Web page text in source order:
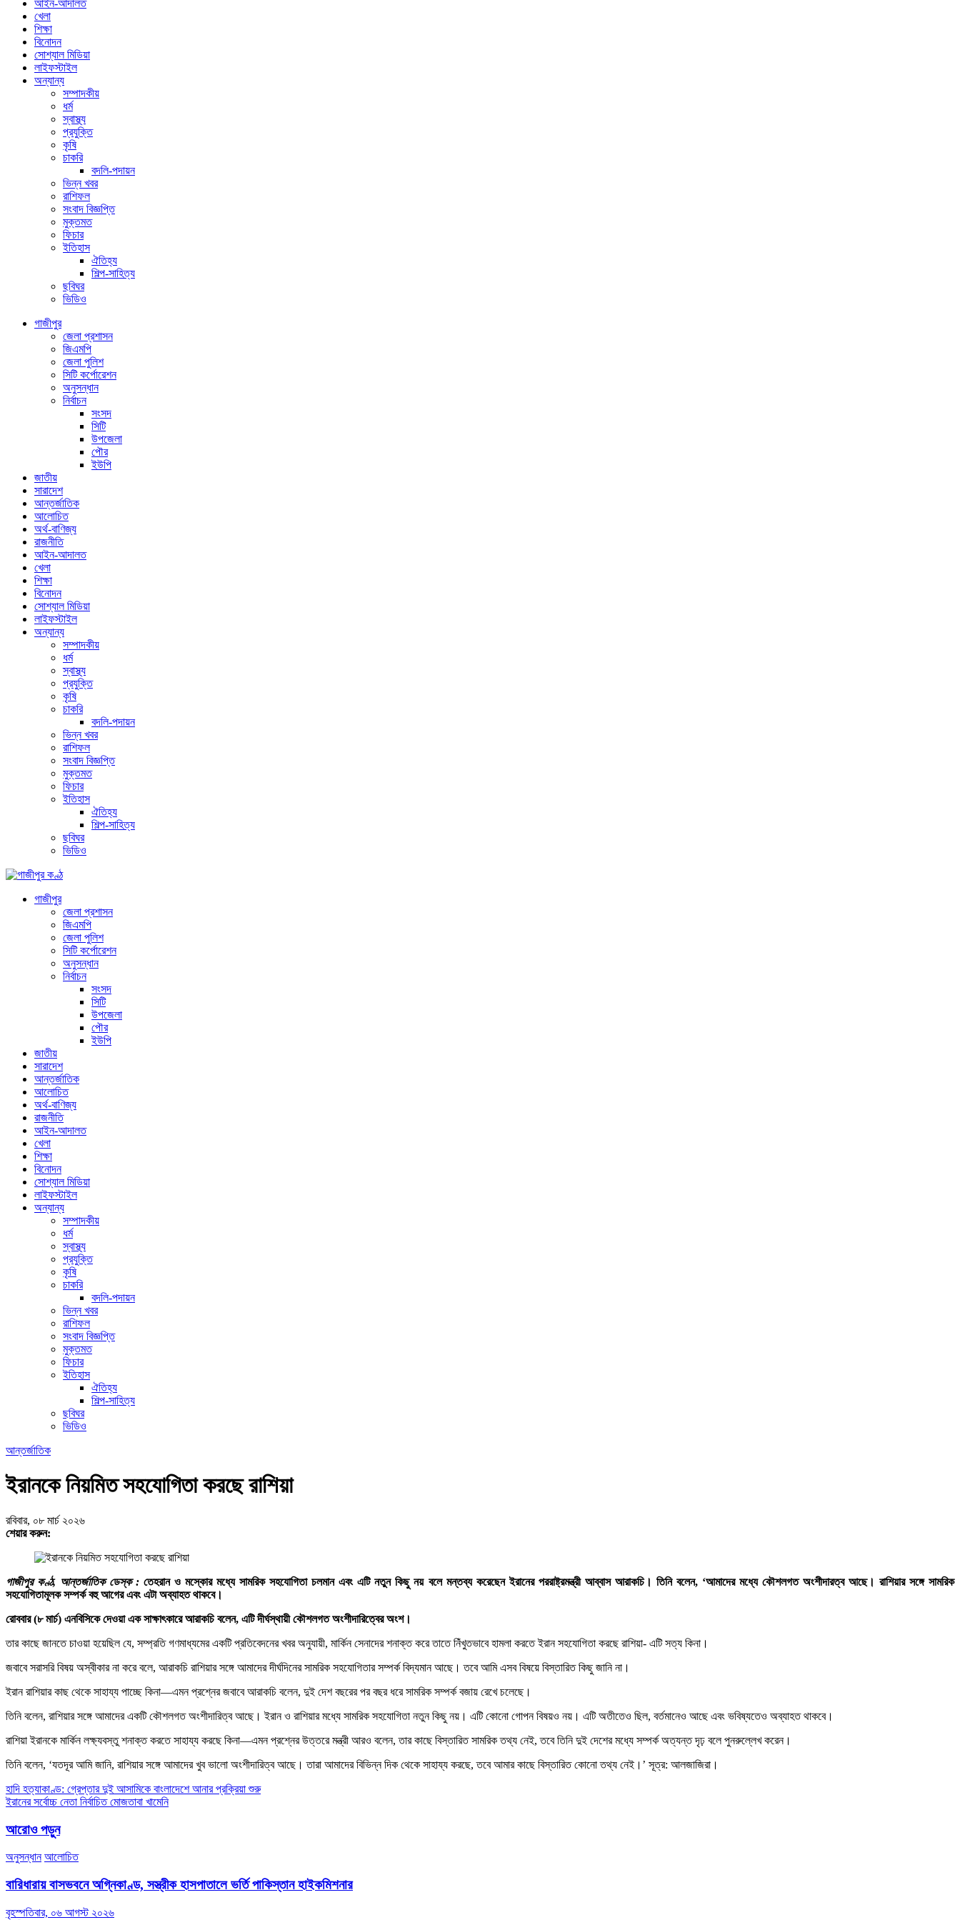
আইন-আদালত
খেলা
শিক্ষা
বিনোদন
সোশ্যাল মিডিয়া
লাইফস্টাইল
অন্যান্য
সম্পাদকীয়
ধর্ম
স্বাস্থ্য
প্রযুক্তি
কৃষি
চাকরি
বদলি-পদায়ন
ভিন্ন খবর
রাশিফল
সংবাদ বিজ্ঞপ্তি
মুক্তমত
ফিচার
ইতিহাস
ঐতিহ্য
শিল্প-সাহিত্য
ছবিঘর
ভিডিও
গাজীপুর
জেলা প্রশাসন
জিএমপি
জেলা পুলিশ
সিটি কর্পোরেশন
অনুসন্ধান
নির্বাচন
সংসদ
সিটি
উপজেলা
পৌর
ইউপি
জাতীয়
সারাদেশ
আন্তর্জাতিক
আলোচিত
অর্থ-বাণিজ্য
রাজনীতি
আইন-আদালত
খেলা
শিক্ষা
বিনোদন
সোশ্যাল মিডিয়া
লাইফস্টাইল
অন্যান্য
সম্পাদকীয়
ধর্ম
স্বাস্থ্য
প্রযুক্তি
কৃষি
চাকরি
বদলি-পদায়ন
ভিন্ন খবর
রাশিফল
সংবাদ বিজ্ঞপ্তি
মুক্তমত
ফিচার
ইতিহাস
ঐতিহ্য
শিল্প-সাহিত্য
ছবিঘর
ভিডিও
গাজীপুর
জেলা প্রশাসন
জিএমপি
জেলা পুলিশ
সিটি কর্পোরেশন
অনুসন্ধান
নির্বাচন
সংসদ
সিটি
উপজেলা
পৌর
ইউপি
জাতীয়
সারাদেশ
আন্তর্জাতিক
আলোচিত
অর্থ-বাণিজ্য
রাজনীতি
আইন-আদালত
খেলা
শিক্ষা
বিনোদন
সোশ্যাল মিডিয়া
লাইফস্টাইল
অন্যান্য
সম্পাদকীয়
ধর্ম
স্বাস্থ্য
প্রযুক্তি
কৃষি
চাকরি
বদলি-পদায়ন
ভিন্ন খবর
রাশিফল
সংবাদ বিজ্ঞপ্তি
মুক্তমত
ফিচার
ইতিহাস
ঐতিহ্য
শিল্প-সাহিত্য
ছবিঘর
ভিডিও
আন্তর্জাতিক
ইরানকে নিয়মিত সহযোগিতা করছে রাশিয়া
রবিবার, ০৮ মার্চ ২০২৬
শেয়ার করুন:
গাজীপুর কণ্ঠ, আন্তর্জাতিক ডেস্ক : তেহরান ও মস্কোর মধ্যে সামরিক সহযোগিতা চলমান এবং এটি নতুন কিছু নয় বলে মন্তব্য করেছেন ইরানের পররাষ্ট্রমন্ত্রী আব্বাস আরাকচি। তিনি বলেন, ‘আমাদের মধ্যে কৌশলগত অংশীদারত্ব আছে। রাশিয়ার সঙ্গে সামরিক
সহযোগিতামূলক সম্পর্ক বহু আগের এবং এটা অব্যাহত থাকবে।
রোববার (৮ মার্চ) এনবিসিকে দেওয়া এক সাক্ষাৎকারে আরাকচি বলেন, এটি দীর্ঘস্থায়ী কৌশলগত অংশীদারিত্বের অংশ।
তার কাছে জানতে চাওয়া হয়েছিল যে, সম্প্রতি গণমাধ্যমের একটি প্রতিবেদনের খবর অনুযায়ী, মার্কিন সেনাদের শনাক্ত করে তাতে নিঁখুতভাবে হামলা করতে ইরান সহযোগিতা করছে রাশিয়া- এটি সত্য কিনা।
জবাবে সরাসরি বিষয় অস্বীকার না করে বলে, আরাকচি রাশিয়ার সঙ্গে আমাদের দীর্ঘদিনের সামরিক সহযোগিতার সম্পর্ক বিদ্যমান আছে। তবে আমি এসব বিষয়ে বিস্তারিত কিছু জানি না।
ইরান রাশিয়ার কাছ থেকে সাহায্য পাচ্ছে কিনা—এমন প্রশ্নের জবাবে আরাকচি বলেন, দুই দেশ বছরের পর বছর ধরে সামরিক সম্পর্ক বজায় রেখে চলেছে।
তিনি বলেন, রাশিয়ার সঙ্গে আমাদের একটি কৌশলগত অংশীদারিত্ব আছে। ইরান ও রাশিয়ার মধ্যে সামরিক সহযোগিতা নতুন কিছু নয়। এটি কোনো গোপন বিষয়ও নয়। এটি অতীতেও ছিল, বর্তমানেও আছে এবং ভবিষ্যতেও অব্যাহত থাকবে।
রাশিয়া ইরানকে মার্কিন লক্ষ্যবস্তু শনাক্ত করতে সাহায্য করছে কিনা—এমন প্রশ্নের উত্তরে মন্ত্রী আরও বলেন, তার কাছে বিস্তারিত সামরিক তথ্য নেই, তবে তিনি দুই দেশের মধ্যে সম্পর্ক অত্যন্ত দৃঢ় বলে পুনরুল্লেখ করেন।
তিনি বলেন, ‘যতদূর আমি জানি, রাশিয়ার সঙ্গে আমাদের খুব ভালো অংশীদারিত্ব আছে। তারা আমাদের বিভিন্ন দিক থেকে সাহায্য করছে, তবে আমার কাছে বিস্তারিত কোনো তথ্য নেই।’ সূত্র: আলজাজিরা।
Post
navigation
হাদি হত্যাকাণ্ড: গ্রেপ্তার দুই আসামিকে বাংলাদেশে আনার প্রক্রিয়া শুরু
ইরানের সর্বোচ্চ নেতা নির্বাচিত মোজতাবা খামেনি
আরোও পড়ুন
অনুসন্ধান আলোচিত
বারিধারায় বাসভবনে অগ্নিকাণ্ড, সস্ত্রীক হাসপাতালে ভর্তি পাকিস্তান হাইকমিশনার
বৃহস্পতিবার, ০৬ আগস্ট ২০২৬